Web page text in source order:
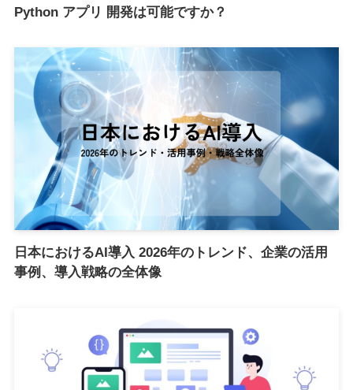
Python アプリ 開発は可能ですか？
日本におけるAI導入 2026年のトレンド、企業の活用
事例、導入戦略の全体像